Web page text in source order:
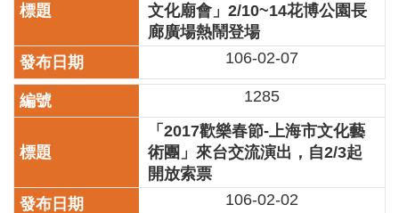
廉
專
區
珍
文
資
源
文化廟會」2/10~14花博公園長
廊廣場熱鬧登場
106-02-07
1285
「2017歡樂春節-上海市文化藝
術團」來台交流演出，自2/3起
開放索票
106-02-02